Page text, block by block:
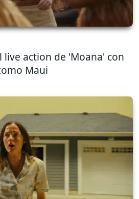
live action de 'Moana' con
Maui